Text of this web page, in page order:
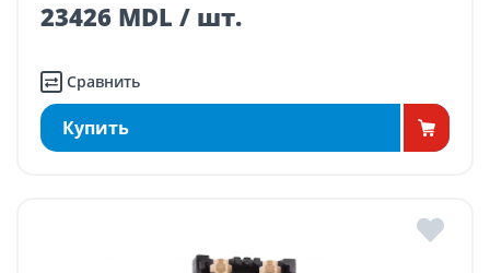
23426 MDL / шт.
Сравнить
Купить